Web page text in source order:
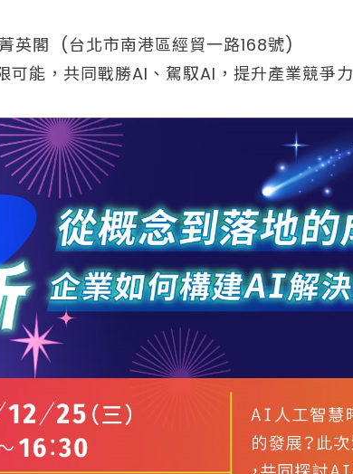
英閣 (台北市南港區經貿一路168號)
可能，共同戰勝AI、駕馭AI，提升產業競爭力